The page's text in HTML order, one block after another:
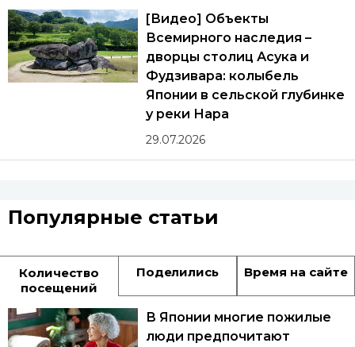
[Видео] Объекты
Всемирного наследия –
дворцы столиц Асука и
Фудзивара: колыбель
Японии в сельской глубинке
у реки Нара
29.07.2026
Популярные статьи
Количество
посещений
Поделились Время на сайте
В Японии многие пожилые
люди предпочитают